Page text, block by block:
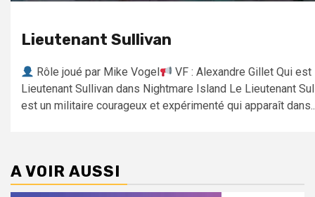
Lieutenant Sullivan
Rôle joué par Mike Vogel
VF : Alexandre Gillet Qui est
Lieutenant Sullivan dans Nightmare Island Le Lieutenant
est un militaire courageux et expérimenté qui apparaît
A VOIR AUSSI